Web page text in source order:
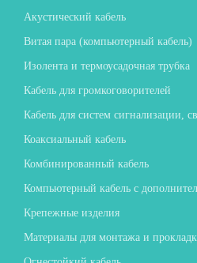
Акустический кабель
Витая пара (компьютерный кабель)
Изолента и термоусадочная трубка
Кабель для громкоговорителей
Кабель для систем сигнализации,
Коаксиальный кабель
Комбинированный кабель
Компьютерный кабель с
Крепежные изделия
Материалы для монтажа и